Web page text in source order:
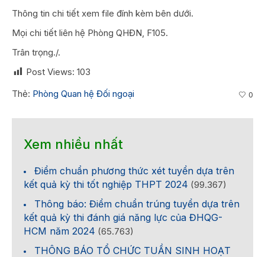
Thông tin chi tiết xem file đính kèm bên dưới.
Mọi chi tiết liên hệ Phòng QHĐN, F105.
Trân trọng./.
Post Views: 103
Thẻ: Phòng Quan hệ Đối ngoại 0
Xem nhiều nhất
Điểm chuẩn phương thức xét tuyển dựa trên
kết quả kỳ thi tốt nghiệp THPT 2024 (99.367)
Thông báo: Điểm chuẩn trúng tuyển dựa trên
kết quả kỳ thi đánh giá năng lực của ĐHQG-
HCM năm 2024 (65.763)
THÔNG BÁO TỔ CHỨC TUẦN SINH HOẠT